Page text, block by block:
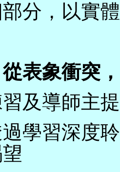
分，以實
表象衝突
及導師主
學習深度